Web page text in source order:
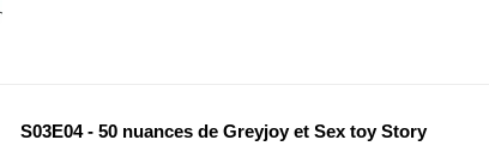
S03E04 - 50 nuances de Greyjoy et Sex toy Story